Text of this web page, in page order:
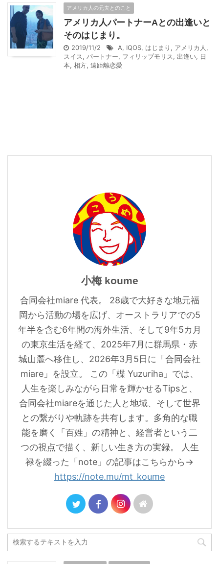
アメリカ人の元夫とのこと
アメリカ人パートナーAとの出逢いと
そのはじまり。
2019/11/2 A, IQOS, はじまり , アメリカ人 ,
スイス, パートナー, フィリップモリス, 出逢い, 日
本, 相方, 遠距離恋愛
小梅 koume
合同会社miare 代表。 28歳で大好きな地元福
岡から活動の場を広げ、オーストラリアでの5
年半を含む6年間の海外生活、そして9年5カ月
の東京生活を経て、2025年7月に群馬県・赤
城山麓へ移住し、2026年3月5日に「合同会社
miare」を設立。 この「楪 Yuzuriha」では、
人生を楽しみながら日常を輝かせるTipsと、
合同会社miareを通じた人と地域、そして世界
との繋がりや軌跡を共有します。多角的な職
能を磨く「百姓」の精神と、経営者という二
つの視点で描く、新しい生き方の実録。 人生
禄を綴った「note」の記事はこちらから→
https://note.mu/mt_koume